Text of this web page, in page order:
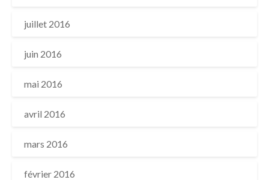
juillet 2016
juin 2016
mai 2016
avril 2016
mars 2016
février 2016